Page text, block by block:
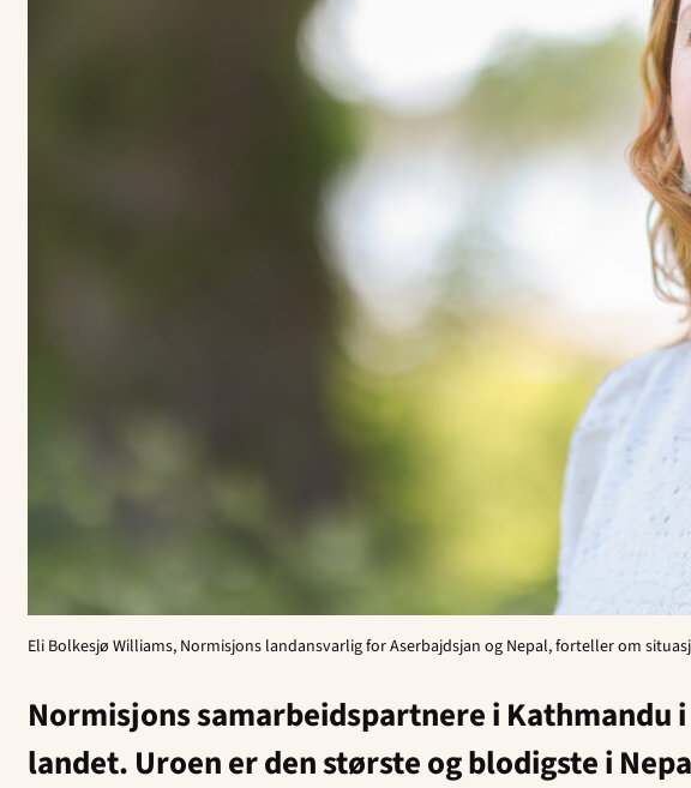
Eli Bolkesjø Williams, Normisjons landansvarlig for Aserbajdsjan og Nepal, forteller om
Normisjons samarbeidspartnere i
landet. Uroen er den største og blodigste i